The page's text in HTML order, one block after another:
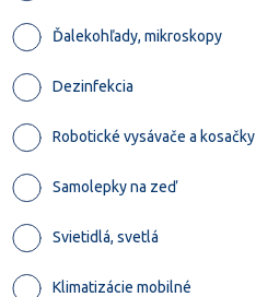
Ďalekohľady, mikroskopy
Dezinfekcia
Robotické vysávače a kosačky
Samolepky na zeď
Svietidlá, svetlá
Klimatizácie mobilné